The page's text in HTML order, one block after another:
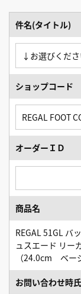
件名(タイトル)
ショップコード
オーダーＩＤ
商品名
REGAL 51GL バ
ュスエード リー
（24.0cm ベー
お問い合わせ時